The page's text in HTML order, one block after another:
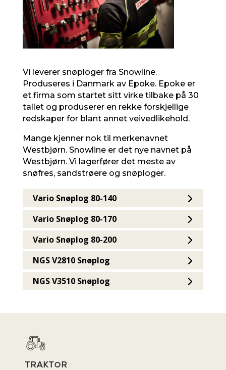
Vi leverer snøploger fra Snowline.
Produseres i Danmark av Epoke. Epoke er
et firma som startet sitt virke tilbake på 30
tallet og produserer en rekke forskjellige
redskaper for blant annet veivedlikehold.
Mange kjenner nok til merkenavnet
Westbjørn. Snowline er det nye navnet på
Westbjørn. Vi lagerfører det meste av
snøfres, sandstrøere og snøploger.
Vario Snøplog 80-140
Vario Snøplog 80-170
Vario Snøplog 80-200
NGS V2810 Snøplog
NGS V3510 Snøplog
TRAKTOR